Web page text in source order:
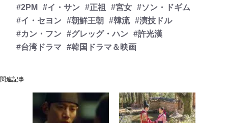
#2PM
#イ・サン #正祖 #宮女 #ソン・ドギム
#イ・セヨン #朝鮮王朝 #韓流 #演技ドル
#カン・フン #グレッグ・ハン #許光漢
#台湾ドラマ
#韓国ドラマ＆映画
関連記事